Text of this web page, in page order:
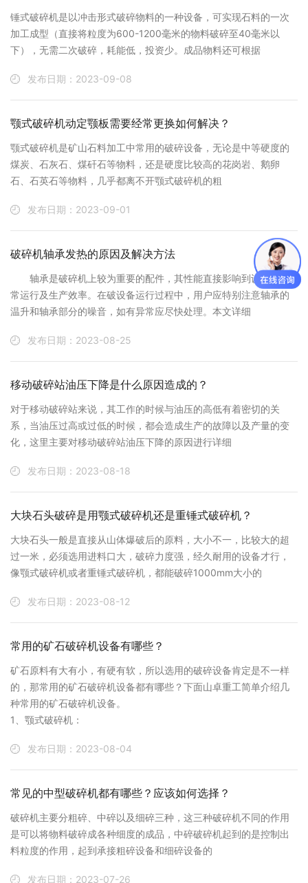
锤式破碎机是以冲击形式破碎物料的一种设备，可实现石料的一次
加工成型（直接将粒度为600-1200毫米的物料破碎至40毫米以
下），无需二次破碎，耗能低，投资少。成品物料还可根据
发布日期：2023-09-08
颚式破碎机动定颚板需要经常更换如何解决？
颚式破碎机是矿山石料加工中常用的破碎设备，无论是中等硬度的
煤炭、石灰石、煤矸石等物料，还是硬度比较高的花岗岩、鹅卵
石、石英石等物料，几乎都离不开颚式破碎机的粗
发布日期：2023-09-01
破碎机轴承发热的原因及解决方法
轴承是破碎机上较为重要的配件，其性能直接影响到设备的正
常运行及生产效率。在破设备运行过程中，用户应特别注意轴承的
温升和轴承部分的噪音，如有异常应尽快处理。本文详细
发布日期：2023-08-25
移动破碎站油压下降是什么原因造成的？
对于移动破碎站来说，其工作的时候与油压的高低有着密切的关
系，当油压过高或过低的时候，都会造成生产的故障以及产量的变
化，这里主要对移动破碎站油压下降的原因进行详细
发布日期：2023-08-18
大块石头破碎是用颚式破碎机还是重锤式破碎机？
大块石头一般是直接从山体爆破后的原料，大小不一，比较大的超
过一米，必须选用进料口大，破碎力度强，经久耐用的设备才行，
像颚式破碎机或者重锤式破碎机，都能破碎1000mm大小的
发布日期：2023-08-12
常用的矿石破碎机设备有哪些？
矿石原料有大有小，有硬有软，所以选用的破碎设备肯定是不一样
的，那常用的矿石破碎机设备都有哪些？下面山卓重工简单介绍几
种常用的矿石破碎机设备。
1、颚式破碎机：
发布日期：2023-08-04
常见的中型破碎机都有哪些？应该如何选择？
破碎机主要分粗碎、中碎以及细碎三种，这三种破碎机不同的作用
是可以将物料破碎成各种细度的成品，中碎破碎机起到的是控制出
料粒度的作用，起到承接粗碎设备和细碎设备的
发布日期：2023-07-26